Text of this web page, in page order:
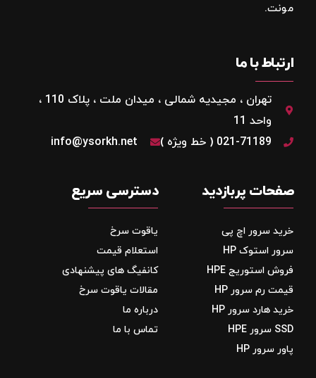
مونت.
ارتباط با ما
تهران ، مجیدیه شمالی ، میدان ملت ، پلاک 110 ،
واحد 11
021-71189 ( خط ویژه )
info@ysorkh.net
صفحات پربازدید
خرید سرور اچ پی
سرور استوک HP
فروش استوریج‌ HPE
قیمت رم سرور HP
خرید هارد سرور HP
SSD سرور HPE
پاور سرور HP
دسترسی سریع
یاقوت سرخ
استعلام قیمت
کانفیگ های پیشنهادی
مقالات یاقوت سرخ
درباره ما
تماس با ما